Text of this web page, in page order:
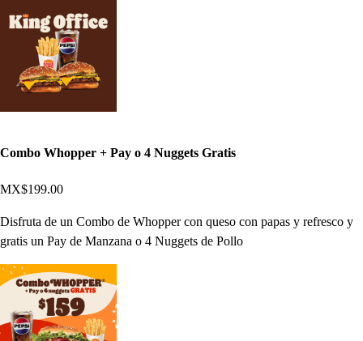
Combo Whopper + Pay o 4 Nuggets Gratis
MX$199.00
Disfruta de un Combo de Whopper con queso con papas y refresco y
gratis un Pay de Manzana o 4 Nuggets de Pollo